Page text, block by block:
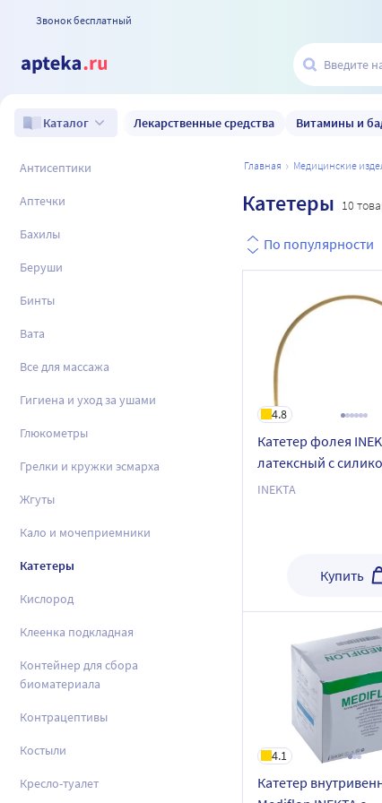
Звонок бесплатный
Каталог Лекарственные средства Витамины и
Антисептики
Аптечки
Бахилы
Беруши
Бинты
Вата
Все для массажа
Гигиена и уход за ушами
Глюкометры
Грелки и кружки эсмарха
Жгуты
Кало и мочеприемники
Катетеры
Кислород
Клеенка подкладная
Контейнер для сбора
биоматериала
Контрацептивы
Костыли
Кресло-туалет
главная медицинские
Катетеры 10
По популярности
4.8
Катетер фолея
латексный с
покрытием 2-
INEKTA
Купить
4.1
Катетер